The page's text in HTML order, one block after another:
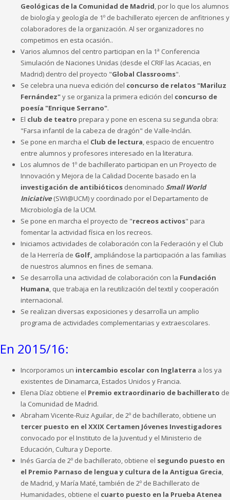
Geológicas de la Comunidad de Madrid , por lo que los alumnos
de biología y geología de 1º de bachillerato ejercen de anfitriones y
colaboradores de la organización. Al ser organizadores no
competimos en esta ocasión..
Varios alumnos del centro participan en la 1ª Conferencia
Simulación de Naciones Unidas (desde el CRIF las Acacias, en
Madrid) dentro del proyecto "Global Classrooms".
Se celebra una nueva edición del concurso de relatos "Mariluz
Fernández"y se organiza la primera edición del concurso de
poesía "Enrique Serrano".
El club de teatro prepara y pone en escena su segunda obra:
"Farsa infantil de la cabeza de dragón" de Valle-Inclán.
Se pone en marcha el Club de lectura , espacio de encuentro
entre alumnos y profesores interesado en la literatura.
Los alumnos de 1º de bachillerato participan en un Proyecto de
Innovación y Mejora de la Calidad Docente basado en la
investigación de antibióticos denominado Small World
Iniciative(SWI@UCM) y coordinado por el Departamento de
Microbiología de la UCM.
Se pone en marcha el proyecto de "recreos activos" para
fomentar la actividad física en los recreos.
Iniciamos actividades de colaboración con la Federación y el Club
de la Herrería de Golf, ampliándose la participación a las familias
de nuestros alumnos en fines de semana.
Se desarrolla una actividad de colaboración con la Fundación
Humana , que trabaja en la reutilización del textil y cooperación
internacional.
Se realizan diversas exposiciones y desarrolla un amplio
programa de actividades complementarias y extraescolares.
En 2015/16:
Incorporamos un intercambio escolar con Inglaterra a los ya
existentes de Dinamarca, Estados Unidos y Francia.
Elena Díaz obtiene el Premio extraordinario de bachillerato de
la Comunidad de Madrid.
Abraham Vicente-Ruiz Aguilar, de 2º de bachillerato, obtiene un
tercer puesto en el XXIX Certamen Jóvenes Investigadores
convocado por el Instituto de la Juventud y el Ministerio de
Educación, Cultura y Deporte.
Inés García de 2º de bachillerato, obtiene el segundo puesto en
el Premio Parnaso de lengua y cultura de la Antigua Grecia
de Madrid, y María Maté, también de 2º de Bachillerato de
Humanidades, obtiene el cuarto puesto en la Prueba Atenea